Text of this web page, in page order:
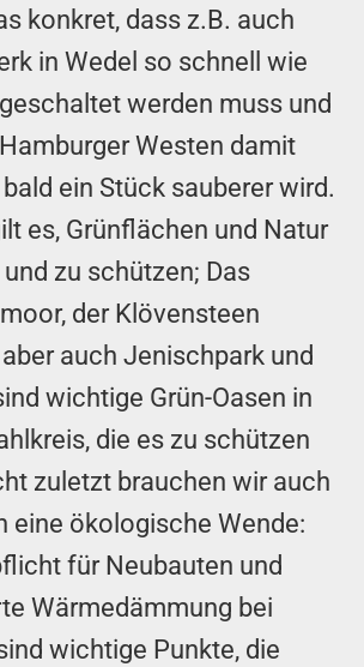
konkret, dass z.B. auch
in Wedel so schnell wie
werden muss und
Westen damit
ein Stück sauberer wird.
es, Grün­flächen und Natur
zu schützen; Das
der Klövensteen
auch Jenischpark und
wichtige Grün-Oasen in
die es zu schützen
zuletzt brauchen wir auch
eine öko­log­ische Wende:
für Neu­bauten und
Wärme­dämmung bei
wichtige Punkte, die